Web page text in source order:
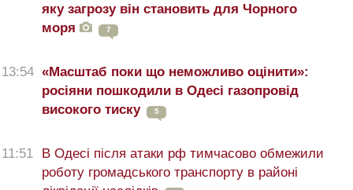
яку загрозу він становить для Чорного
моря
7
13:54 «Масштаб поки що неможливо оцінити»:
росіяни пошкодили в Одесі газопровід
високого тиску
5
11:51
В Одесі після атаки рф тимчасово обмежили
роботу громадського транспорту в районі